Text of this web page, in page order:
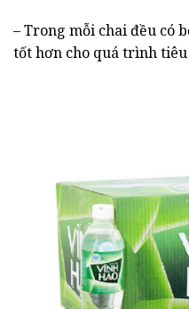
– Trong mỗi chai đều có
tốt hơn cho quá trình tiêu